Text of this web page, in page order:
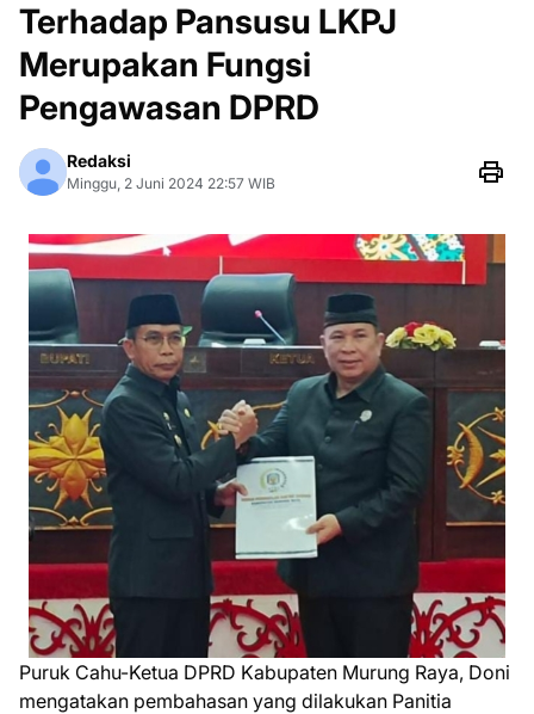
Terhadap Pansusu LKPJ
Merupakan Fungsi
Pengawasan DPRD
Redaksi
Minggu, 2 Juni 2024 22:57 WIB
Puruk Cahu-Ketua DPRD Kabupaten Murung Raya, Doni
mengatakan pembahasan yang dilakukan Panitia